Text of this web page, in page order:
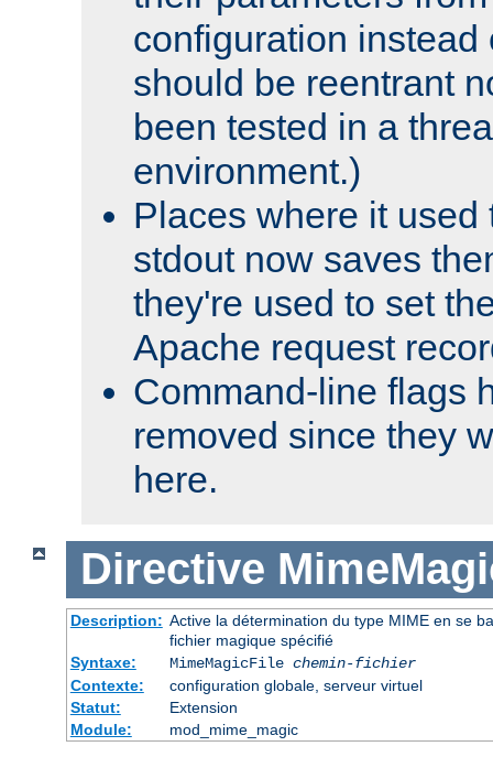
configuration instead
should be reentrant
been tested in a
environment.)
Places where it used
stdout now saves
they're used to set
Apache request
Command-line flags
removed since they
here.
Directive
Description: Active la détermination du type MIME en se
fichier magique spécifié
Syntaxe:
MimeMagicFile chemin-fichier
Contexte:
configuration globale, serveur virtuel
Statut:
Extension
Module:
mod_mime_magic